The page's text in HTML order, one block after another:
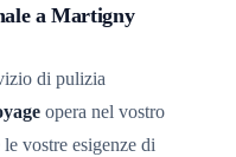
a Martigny
di pulizia
opera nel vostro
le vostre esigenze di